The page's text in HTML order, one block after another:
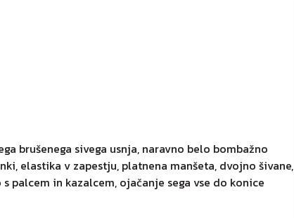
brušenega sivega usnja, naravno belo bombažno
elastika v zapestju, platnena manšeta, dvojno šivane,
palcem in kazalcem, ojačanje sega vse do konice